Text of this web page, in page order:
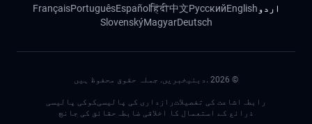
اردو English
Русский
中文
हिंदी
Español
Português
Français
Deutsch
Magyar
Slovenský
©
2026 .دبئیخبریں. جملہ حقوق محفوظ ہیں
رابطہ اشاعت کی تفصیلاترازداری کی پالیسیکوکی پالیسی
ذرائع کے استعمال کا اخلاقی ضابطہ حقائق کی جانچ